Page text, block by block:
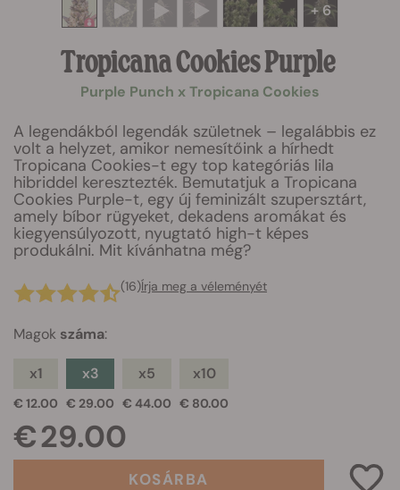
+ 6
Tropicana Cookies Purple
Purple Punch x Tropicana Cookies
A legendákból legendák születnek – legalábbis ez
volt a helyzet, amikor nemesítőink a hírhedt
Tropicana Cookies-t egy top kategóriás lila
hibriddel keresztezték. Bemutatjuk a Tropicana
Cookies Purple-t, egy új feminizált szupersztárt,
amely bíbor rügyeket, dekadens aromákat és
kiegyensúlyozott, nyugtató high-t képes
produkálni. Mit kívánhatna még?
(16)Írja meg a véleményét
Magok száma:
x1
€ 12.00
x3
€ 29.00
x5
€ 44.00
x10
€ 80.00
€ 29.00
KOSÁRBA